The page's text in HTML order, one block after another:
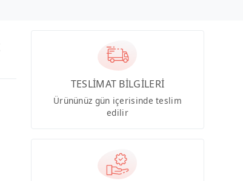
TESLİMAT BİLGİLERİ
Ürününüz gün içerisinde teslim
edilir